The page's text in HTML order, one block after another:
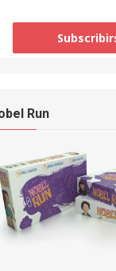
Run